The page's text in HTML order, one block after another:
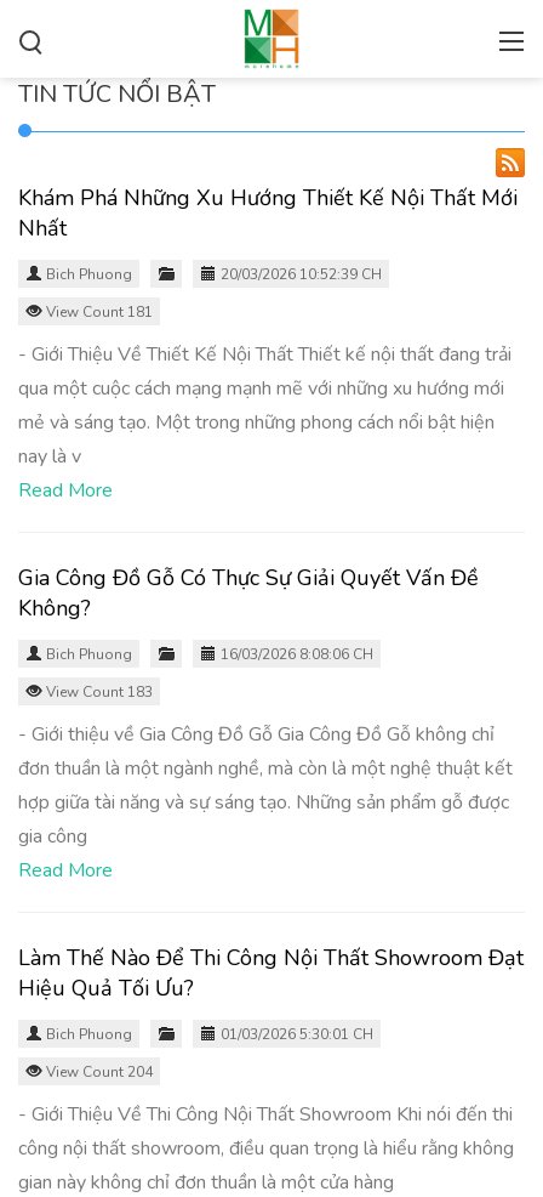
TIN TỨC NỔI BẬT
Khám Phá Những Xu Hướng Thiết Kế Nội Thất Mới
Nhất
Bich Phuong
20/03/2026 10:52:39 CH
View Count 181
- Giới Thiệu Về Thiết Kế Nội Thất Thiết kế nội thất đang trải
qua một cuộc cách mạng mạnh mẽ với những xu hướng mới
mẻ và sáng tạo. Một trong những phong cách nổi bật hiện
nay là v
Read More
Gia Công Đồ Gỗ Có Thực Sự Giải Quyết Vấn Đề
Không?
Bich Phuong
16/03/2026 8:08:06 CH
View Count 183
- Giới thiệu về Gia Công Đồ Gỗ Gia Công Đồ Gỗ không chỉ
đơn thuần là một ngành nghề, mà còn là một nghệ thuật kết
hợp giữa tài năng và sự sáng tạo. Những sản phẩm gỗ được
gia công
Read More
Làm Thế Nào Để Thi Công Nội Thất Showroom Đạt
Hiệu Quả Tối Ưu?
Bich Phuong
01/03/2026 5:30:01 CH
View Count 204
- Giới Thiệu Về Thi Công Nội Thất Showroom Khi nói đến thi
công nội thất showroom, điều quan trọng là hiểu rằng không
gian này không chỉ đơn thuần là một cửa hàng